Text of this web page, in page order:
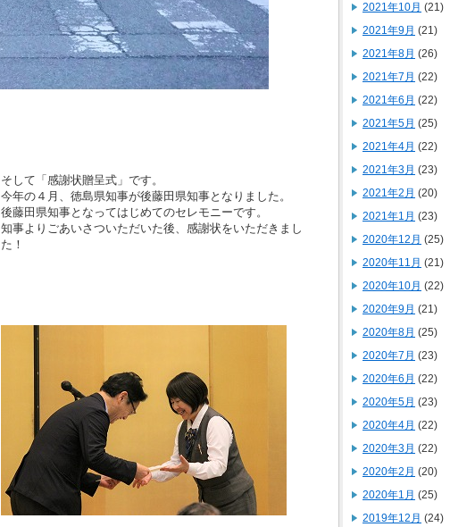
そして「感謝状贈呈式」です。
今年の４月、徳島県知事が後藤田県知事となりました。
後藤田県知事となってはじめてのセレモニーです。
知事よりごあいさついただいた後、感謝状をいただきまし
た！
2021年10月 (21)
2021年9月 (21)
2021年8月 (26)
2021年7月 (22)
2021年6月 (22)
2021年5月 (25)
2021年4月 (22)
2021年3月 (23)
2021年2月 (20)
2021年1月 (23)
2020年12月 (25)
2020年11月 (21)
2020年10月 (22)
2020年9月 (21)
2020年8月 (25)
2020年7月 (23)
2020年6月 (22)
2020年5月 (23)
2020年4月 (22)
2020年3月 (22)
2020年2月 (20)
2020年1月 (25)
2019年12月 (24)